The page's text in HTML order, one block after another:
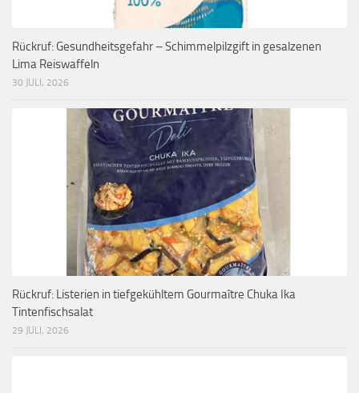
Rückruf: Gesundheitsgefahr – Schimmelpilzgift in gesalzenen
Lima Reiswaffeln
30 JULI, 2026
Rückruf: Listerien in tiefgekühltem Gourmaître Chuka Ika
Tintenfischsalat
29 JULI, 2026